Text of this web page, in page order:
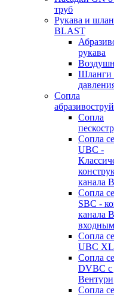
труб
Рукава и
BLAST
рукава
Шланги
Сопла
Сопла
Сопла
UBC -
канала
Сопла
SBC -
канала
Сопла
UBC XL
Сопла
DVBC
Вентури
Сопла